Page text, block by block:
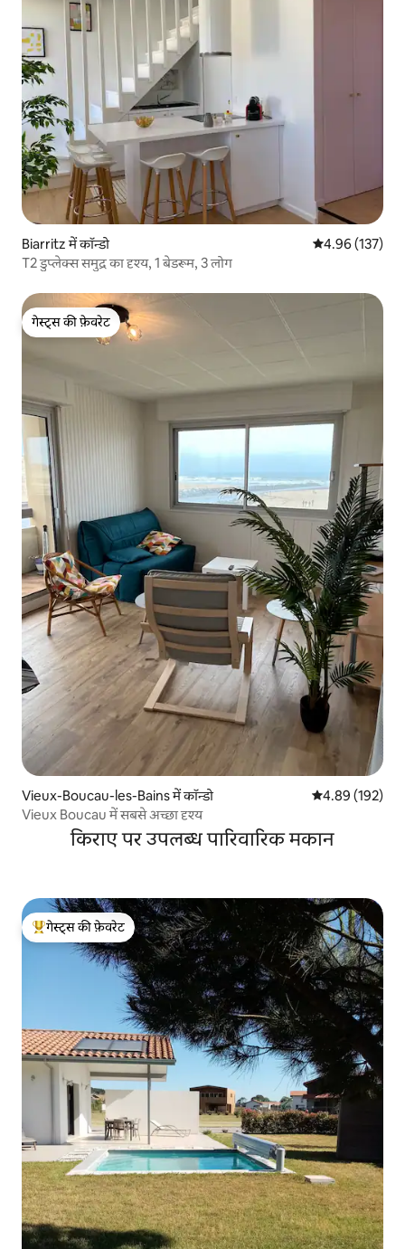
Biarritz में कॉन्डो औसत रेटिंग 5 में से
4.96 (137)
T2 डुप्लेक्स समुद्र का दृश्य, 1 बेडरूम, 3 लोग
गेस्ट्स की फ़ेवरेट
गेस्ट्स की फ़ेवरेट
Vieux-Boucau-les-Bains में कॉन्डो औसत रेटिंग 5 में से
4.89 (192)
Vieux Boucau में सबसे अच्छा दृश्य
किराए पर उपलब्ध पारिवारिक मकान
गेस्ट्स का टॉप फ़ेवरेट
गेस्ट्स की फ़ेवरेट